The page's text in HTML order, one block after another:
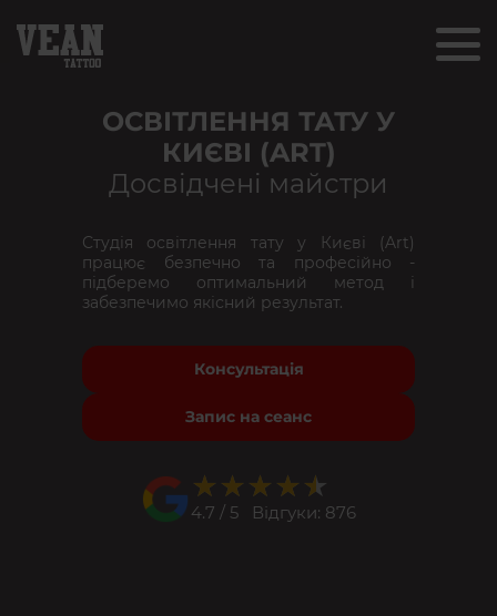
ОСВІТЛЕННЯ ТАТУ У
КИЄВІ (ART)
Досвідчені майстри
Студія освітлення тату у Києві (Art)
працює безпечно та професійно -
підберемо оптимальний метод і
забезпечимо якісний результат.
Консультація
Запис на сеанс
★★★★★
★★★★★
4.7 / 5 Відгуки: 876